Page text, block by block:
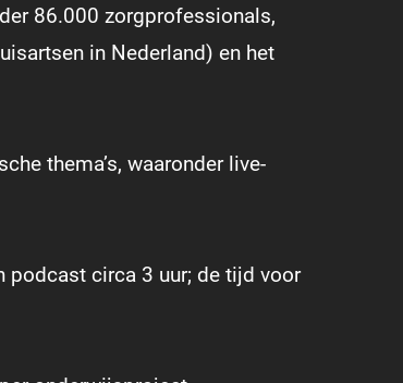
86.000 zorgprofessionals,
in Nederland) en het
thema’s, waaronder live-
podcast circa 3 uur; de tijd voor